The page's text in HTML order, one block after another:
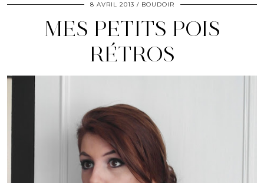
8 AVRIL 2013 BOUDOIR
MES PETITS POIS
RÉTROS